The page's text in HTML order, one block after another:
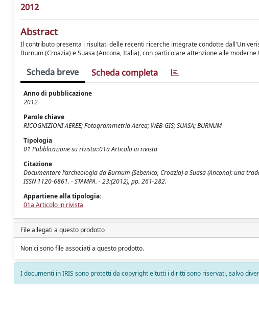
2012
Abstract
Il contributo presenta i risultati delle recenti ricerche integrate condotte
Burnum (Croazia) e Suasa (Ancona, Italia), con particolare attenzione alle
Scheda breve Scheda completa
Anno di pubblicazione
2012
Parole chiave
RICOGNIZIONI AEREE; Fotogrammetria Aerea; WEB-GIS; SUASA; BURNUM
Tipologia
01 Pubblicazione su rivista::01a Articolo in rivista
Citazione
Documentare l’archeologia da Burnum (Sebenico, Croazia) a Suasa (Ancona): una
ISSN 1120-6861. - STAMPA. - 23:(2012), pp. 261-282.
Appartiene alla tipologia:
01a Articolo in rivista
File allegati a questo prodotto
Non ci sono file associati a questo prodotto.
I documenti in IRIS sono protetti da copyright e tutti i diritti sono riservati, salvo